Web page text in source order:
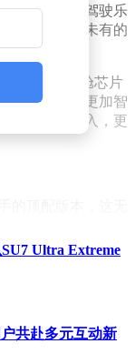
受到极致的驾驶乐
提供了前所未有的
龙8 gen3座舱芯片
用户带来了更加智
驶系统的加入，更
比。随着这款全新
股新的热潮。
Ultra Extreme
共赴多元互动新